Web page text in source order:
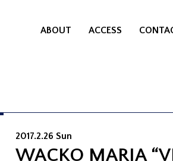
ABOUT ACCESS
2017.2.26 Sun
WACKO MARIA